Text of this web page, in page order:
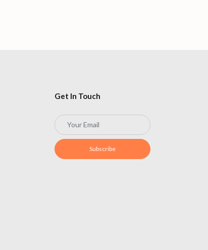
Get In Touch
Subscribe